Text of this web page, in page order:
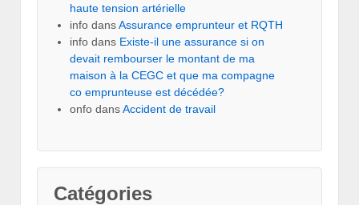
haute tension artérielle
info dansAssurance emprunteur et RQTH
info dans Existe-il une assurance si on
devait rembourser le montant de ma
maison à la CEGC et que ma compagne
co emprunteuse est décédée?
onfo dansAccident de travail
Catégories